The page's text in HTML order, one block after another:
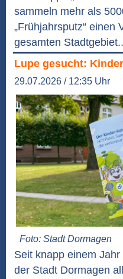
sammeln mehr als
„Frühjahrsputz“ einen
gesamten
Lupe gesucht:
29.07.2026 / 12:35 Uhr
Foto: Stadt Dormagen
Seit knapp einem
der Stadt Dormagen